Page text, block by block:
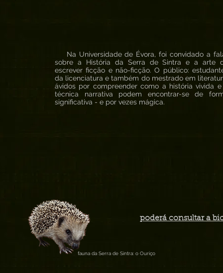
Na Universidade de Évora, foi convidado a
sobre a História da Serra de Sintra e a arte
escrever ficção e não-ficção. O público:
da licenciatura e também do mestrado em
ávidos por compreender como a história vivida
técnica narrativa podem encontrar-se de
significativa - e por vezes mágica.
poderá consultar a
fauna da Serra de Sintra: o Ouriço